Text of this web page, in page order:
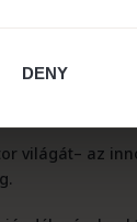
DENY
világát– az